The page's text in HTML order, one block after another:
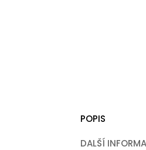
POPIS
DALŠÍ